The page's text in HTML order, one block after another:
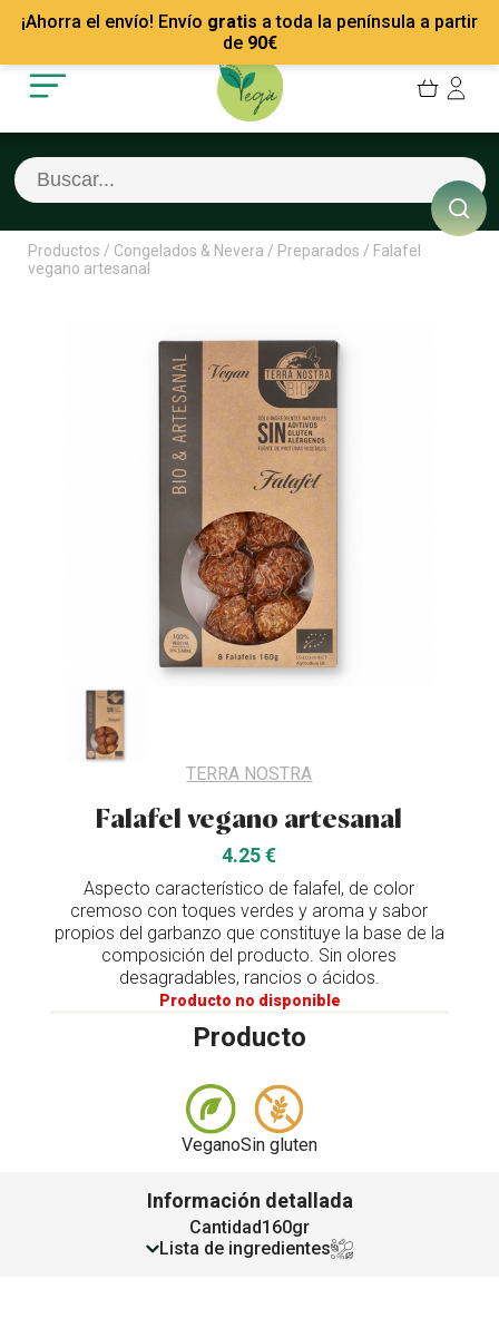
¡Ahorra el envío! Envío gratis a toda la península a partir
de 90€
Mis Pedidos
Mis favoritos
Cerrar sesión
Recetas
Empresas
Contacto
Productos / Congelados & Nevera / Preparados / Falafel
vegano artesanal
TERRA NOSTRA
Falafel vegano artesanal
4.25 €
Aspecto característico de falafel, de color
cremoso con toques verdes y aroma y sabor
propios del garbanzo que constituye la base de la
composición del producto. Sin olores
desagradables, rancios o ácidos.
Producto no disponible
Producto
VeganoSin gluten
Información detallada
Cantidad160gr
Lista de ingredientes